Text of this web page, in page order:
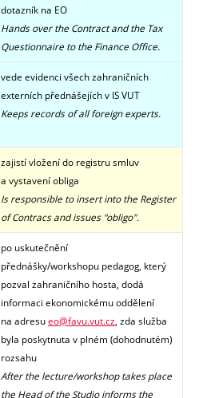
dotazník na EO
Hands over the Contract and the Tax
Questionnaire to the Finance Office.
vede evidenci všech zahraničních
externích přednášejích v IS VUT
Keeps records of all foreign experts.
zajistí vložení do registru smluv
a vystavení obliga
Is responsible to insert into the Register
of Contracs and issues "obligo".
po uskutečnění
přednášky/workshopu pedagog, který
pozval zahraničního hosta, dodá
informaci ekonomickému oddělení
na adresueo@favu.vut.cz, zda služba
byla poskytnuta v plném (dohodnutém)
rozsahu
After the lecture/workshop takes place
the Head of the Studio informs the